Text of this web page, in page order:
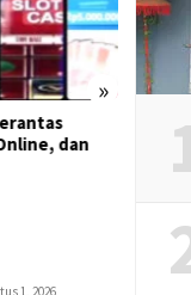
»
dan
Rp50